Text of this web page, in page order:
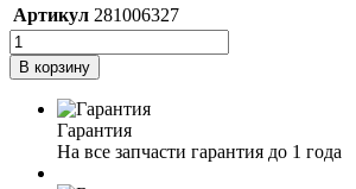
Артикул 281006327
В корзину
Гарантия
На все запчасти гарантия до 1 года